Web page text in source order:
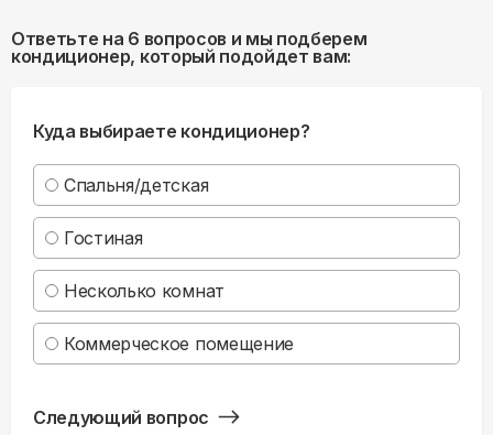
Ответьте на 6 вопросов и мы подберем
кондиционер, который подойдет вам:
Куда выбираете кондиционер?
Спальня/детская
Гостиная
Несколько комнат
Коммерческое помещение
Следующий вопрос